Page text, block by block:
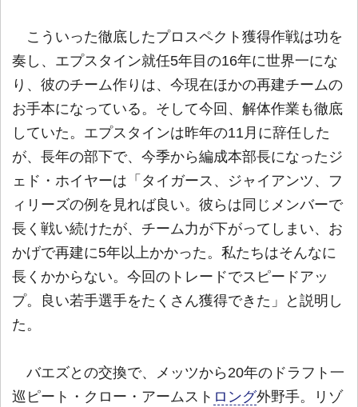
こういった徹底したプロスペクト獲得作戦は功を
奏し、エプスタイン就任5年目の16年に世界一にな
り、彼のチーム作りは、今現在ほかの再建チームの
お手本になっている。そして今回、解体作業も徹底
していた。エプスタインは昨年の11月に辞任した
が、長年の部下で、今季から編成本部長になったジ
ェド・ホイヤーは「タイガース、ジャイアンツ、フ
ィリーズの例を見れば良い。彼らは同じメンバーで
長く戦い続けたが、チーム力が下がってしまい、お
かげで再建に5年以上かかった。私たちはそんなに
長くかからない。今回のトレードでスピードアッ
プ。良い若手選手をたくさん獲得できた」と説明し
た。
バエズとの交換で、メッツから20年のドラフト一
巡ピート・クロー・アームスト ロング外野手。リゾ